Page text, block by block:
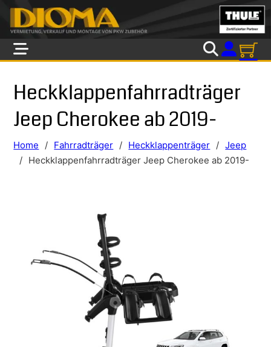
Skip to main content
Skip to footer
Heckklappenfahrradträger
Jeep Cherokee ab 2019-
Home / Fahrradträger / Heckklappenträger / Jeep
/ Heckklappenfahrradträger Jeep Cherokee ab 2019-